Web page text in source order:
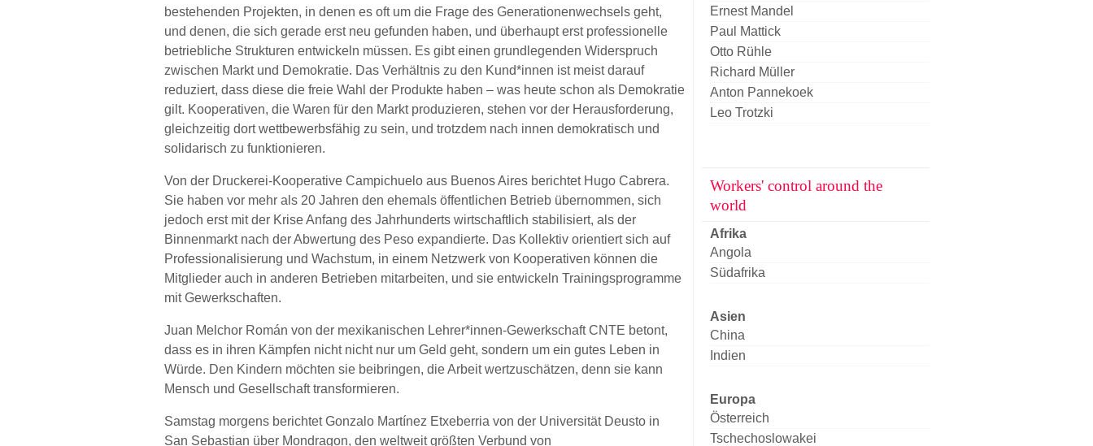
bestehenden Projekten, in denen es oft um die Frage des Generationenwechsels geht,
und denen, die sich gerade erst neu gefunden haben, und überhaupt erst professionelle
betriebliche Strukturen entwickeln müssen. Es gibt einen grundlegenden Widerspruch
zwischen Markt und Demokratie. Das Verhältnis zu den Kund*innen ist meist darauf
reduziert, dass diese die freie Wahl der Produkte haben – was heute schon als Demokratie
gilt. Kooperativen, die Waren für den Markt produzieren, stehen vor der Herausforderung,
gleichzeitig dort wettbewerbsfähig zu sein, und trotzdem nach innen demokratisch und
solidarisch zu funktionieren.
Von der Druckerei-Kooperative Campichuelo aus Buenos Aires berichtet Hugo Cabrera.
Sie haben vor mehr als 20 Jahren den ehemals öffentlichen Betrieb übernommen, sich
jedoch erst mit der Krise Anfang des Jahrhunderts wirtschaftlich stabilisiert, als der
Binnenmarkt nach der Abwertung des Peso expandierte. Das Kollektiv orientiert sich auf
Professionalisierung und Wachstum, in einem Netzwerk von Kooperativen können die
Mitglieder auch in anderen Betrieben mitarbeiten, und sie entwickeln Trainingsprogramme
mit Gewerkschaften.
Juan Melchor Román von der mexikanischen Lehrer*innen-Gewerkschaft CNTE betont,
dass es in ihren Kämpfen nicht nicht nur um Geld geht, sondern um ein gutes Leben in
Würde. Den Kindern möchten sie beibringen, die Arbeit wertzuschätzen, denn sie kann
Mensch und Gesellschaft transformieren.
Samstag morgens berichtet Gonzalo Martínez Etxeberria von der Universität Deusto in
San Sebastian über Mondragon, den weltweit größten Verbund von
Ernest Mandel
Paul Mattick
Otto Rühle
Richard Müller
Anton Pannekoek
Leo Trotzki
Workers' control around the
world
Afrika
Angola
Südafrika
Asien
China
Indien
Europa
Österreich
Tschechoslowakei